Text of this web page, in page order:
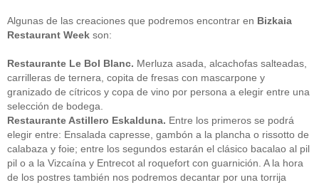
Algunas de las creaciones que podremos encontrar en Bizkaia
Restaurant Week son:
Restaurante Le Bol Blanc. Merluza asada, alcachofas salteadas,
carrilleras de ternera, copita de fresas con mascarpone y
granizado de cítricos y copa de vino por persona a elegir entre una
selección de bodega.
Restaurante Astillero Eskalduna. Entre los primeros se podrá
elegir entre: Ensalada capresse, gambón a la plancha o rissotto de
calabaza y foie; entre los segundos estarán el clásico bacalao al pil
pil o a la Vizcaína y Entrecot al roquefort con guarnición. A la hora
de los postres también nos podremos decantar por una torrija